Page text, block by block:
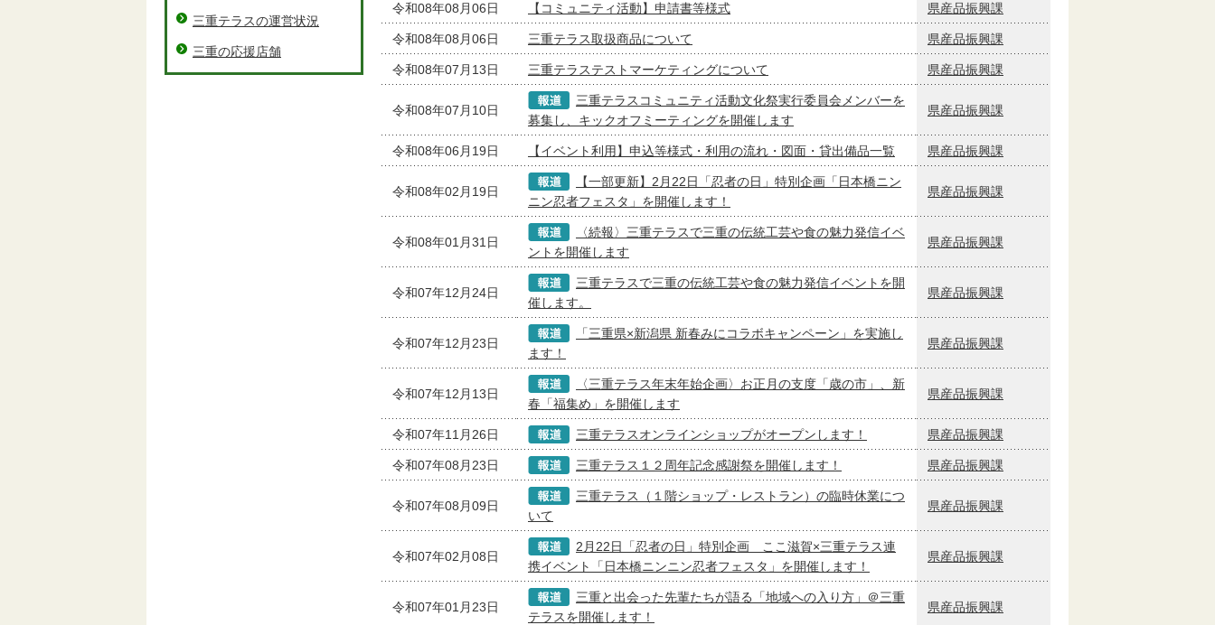
令和08年08月06日 【コミュニティ活動】申請書等様式 県産品振興課
令和08年08月06日 三重テラス取扱商品について 県産品振興課
令和08年07月13日 三重テラステストマーケティングについて 県産品振興課
令和08年07月10日
三重テラスコミュニティ活動文化祭実行委員会メンバーを
募集し、キックオフミーティングを開催します
県産品振興課
令和08年06月19日 【イベント利用】申込等様式・利用の流れ・図面・貸出備品一覧 県産品振興課
令和08年02月19日
【一部更新】2月22日「忍者の日」特別企画「日本橋ニン
ニン忍者フェスタ」を開催します！
県産品振興課
令和08年01月31日
〈続報〉三重テラスで三重の伝統工芸や食の魅力発信イベ
ントを開催します
県産品振興課
令和07年12月24日
三重テラスで三重の伝統工芸や食の魅力発信イベントを開
催します。
県産品振興課
令和07年12月23日
「三重県×新潟県 新春みにコラボキャンペーン」を実施し
ます！
県産品振興課
令和07年12月13日
〈三重テラス年末年始企画〉お正月の支度「歳の市」、新
春「福集め」を開催します
県産品振興課
令和07年11月26日 三重テラスオンラインショップがオープンします！ 県産品振興課
令和07年08月23日 三重テラス１２周年記念感謝祭を開催します！ 県産品振興課
令和07年08月09日
三重テラス（１階ショップ・レストラン）の臨時休業につ
いて
県産品振興課
令和07年02月08日
2月22日「忍者の日」特別企画 ここ滋賀×三重テラス連
携イベント「日本橋ニンニン忍者フェスタ」を開催します！
県産品振興課
令和07年01月23日
三重と出会った先輩たちが語る「地域への入り方」＠三重
テラスを開催します！
県産品振興課
三重テラスの運営状況
三重の応援店舗